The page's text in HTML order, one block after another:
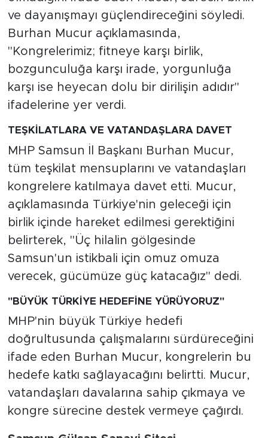
ve dayanışmayı güçlendireceğini söyledi.
Burhan Mucur açıklamasında,
"Kongrelerimiz; fitneye karşı birlik,
bozgunculuğa karşı irade, yorgunluğa
karşı ise heyecan dolu bir dirilişin adıdır"
ifadelerine yer verdi.
TEŞKİLATLARA VE VATANDAŞLARA DAVET
MHP Samsun İl Başkanı Burhan Mucur,
tüm teşkilat mensuplarını ve vatandaşları
kongrelere katılmaya davet etti. Mucur,
açıklamasında Türkiye'nin geleceği için
birlik içinde hareket edilmesi gerektiğini
belirterek, "Üç hilalin gölgesinde
Samsun'un istikbali için omuz omuza
verecek, gücümüze güç katacağız" dedi.
"BÜYÜK TÜRKİYE HEDEFİNE YÜRÜYORUZ"
MHP'nin büyük Türkiye hedefi
doğrultusunda çalışmalarını sürdüreceğini
ifade eden Burhan Mucur, kongrelerin bu
hedefe katkı sağlayacağını belirtti. Mucur,
vatandaşları davalarına sahip çıkmaya ve
kongre sürecine destek vermeye çağırdı.